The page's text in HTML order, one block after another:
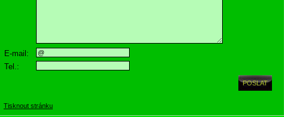
E-mail:
Tel.:
Tisknout stránku